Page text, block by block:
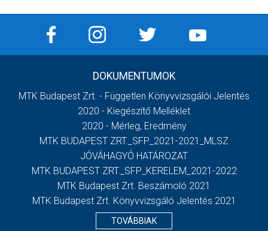
DOKUMENTUMOK
MTK Budapest Zrt. - Független Könyvvizsgálói Jelentés
2020 - Kiegészítő Melléklet
2020 - Mérleg, Eredmény
MTK BUDAPEST ZRT._SFP_2021-2021_MLSZ
JÓVÁHAGYÓ HATÁROZAT
MTK BUDAPEST ZRT._SFP_KERELEM_2021-2022
MTK Budapest Zrt. Beszámoló 2021
MTK Budapest Zrt. Könyvvizsgáló Jelentés 2021
TOVÁBBIAK